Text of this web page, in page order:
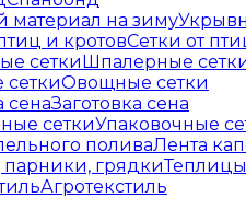
Сетки от
Шпалерные
Овощные сетки
Заготовка сена
Упаковочные
Лента
Агротекстиль